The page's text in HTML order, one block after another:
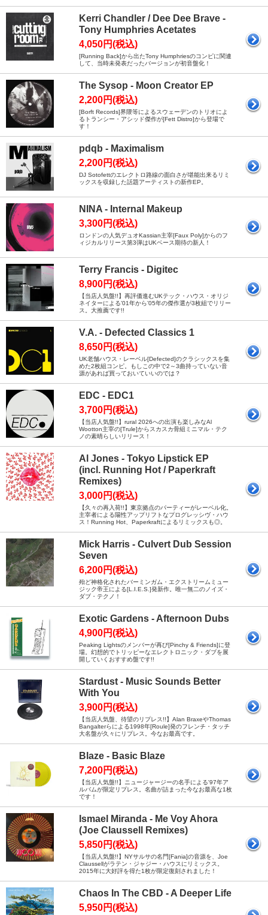
Kerri Chandler / Dee Dee Brave -
Tony Humphries Acetates
4,050円(税込)
[Running Back]から出たTony Humphriesのコンピに関連
して、当時未発表だったバージョンが初音盤化！
The Sysop - Moon Creator EP
2,200円(税込)
[Borft Records]界隈等によるスウェーデンのトリオによ
るトランシー・アシッド傑作が[Fett Distro]から登場で
す！
pdqb - Maximalism
2,200円(税込)
DJ Sotofettのエレクトロ路線の面白さが堪能出来るリミ
ックスを収録した話題アーティストの新作EP。
NINA - Internal Makeup
3,300円(税込)
ロンドンの人気デュオKassian主宰[Faux Poly]からのフ
ィジカルリリース第3弾はUKベース期待の新人！
Terry Francis - Digitec
8,900円(税込)
【当店人気盤!!】再評価進むUKテック・ハウス・オリジ
ネイターによる’01年から’05年の傑作選が3枚組でリリー
ス。大推薦です!!
V.A. - Defected Classics 1
8,650円(税込)
UK老舗ハウス・レーベル[Defected]のクラシックスを集
めた2枚組コンピ。もしこの中で2～3曲持っていない音
源があれば買っておいていいのでは？
EDC - EDC1
3,700円(税込)
【当店人気盤!!】rural 2026への出演も楽しみなAl
Wootton主宰の[Trule]からスカスカ骨組ミニマル・テク
ノの素晴らしいリリース！
Al Jones - Tokyo Lipstick EP
(incl. Running Hot / Paperkraft
Remixes)
3,000円(税込)
【久々の再入荷!!】東京拠点のパーティーがレーベル化。
主宰者による陽性アップリフトなプログレッシヴ・ハウ
ス！Running Hot、Paperkraftによるリミックスも◎。
Mick Harris - Culvert Dub Session
Seven
6,200円(税込)
殆ど神格化されたバーミンガム・エクストリームミュー
ジック帝王による[L.I.E.S.]発新作。唯一無二のノイズ・
ダブ・テクノ！
Exotic Gardens - Afternoon Dubs
4,900円(税込)
Peaking Lightsのメンバーが再び[Pinchy & Friends]に登
場。幻想的でトリッピーなエレクトロニック・ダブを展
開していくおすすめ盤です!!
Stardust - Music Sounds Better
With You
3,900円(税込)
【当店人気盤、待望のリプレス!!】Alan BraxeやThomas
Bangalterらによる1998年[Roule]発のフレンチ・タッチ
大名盤が久々にリプレス。今なお最高です。
Blaze - Basic Blaze
7,200円(税込)
【当店人気盤!!】ニュージャージーの名手による'97年ア
ルバムが限定リプレス。名曲が詰まった今なお最高な1枚
です！
Ismael Miranda - Me Voy Ahora
(Joe Claussell Remixes)
5,850円(税込)
【当店人気盤!!】NYサルサの名門[Fania]の音源を、Joe
Claussellがラテン・ジャジー・ハウスにリミックス。
2015年に大好評を得た1枚が限定復刻されました！
Chaos In The CBD - A Deeper Life
5,950円(税込)